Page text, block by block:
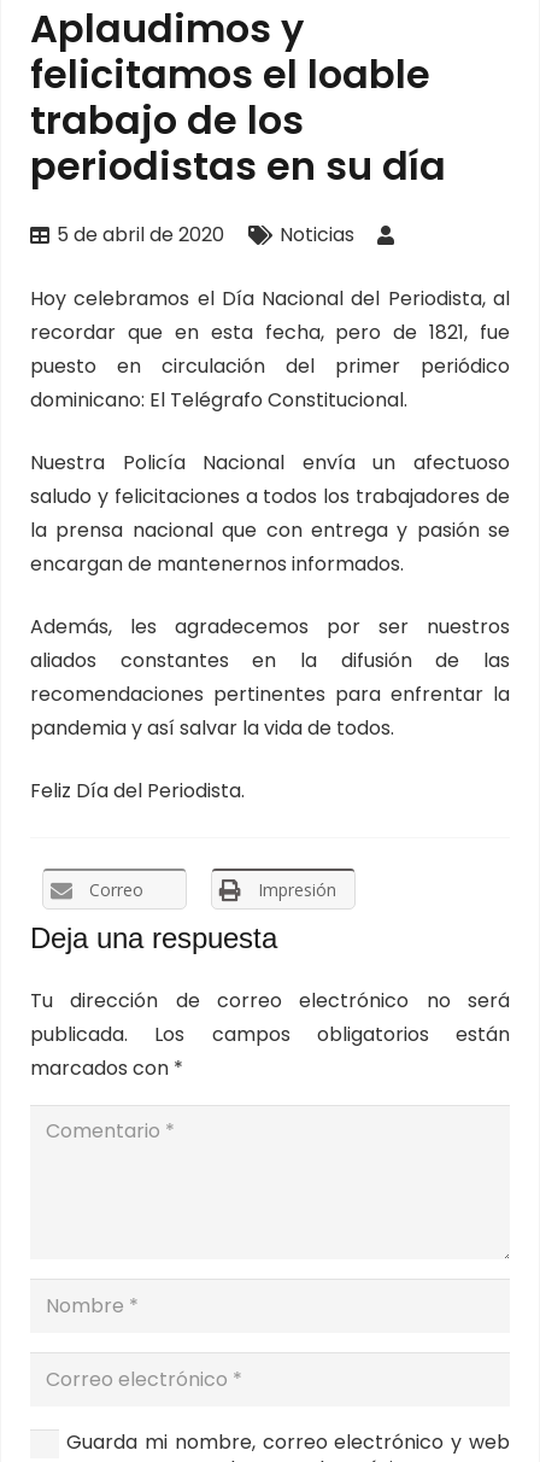
Aplaudimos y
felicitamos el loable
trabajo de los
periodistas en su día
5 de abril de 2020 Noticias
Hoy celebramos el Día Nacional del Periodista, al
recordar que en esta fecha, pero de 1821, fue
puesto en circulación del primer periódico
dominicano: El Telégrafo Constitucional.
Nuestra Policía Nacional envía un afectuoso
saludo y felicitaciones a todos los trabajadores de
la prensa nacional que con entrega y pasión se
encargan de mantenernos informados.
Además, les agradecemos por ser nuestros
aliados constantes en la difusión de las
recomendaciones pertinentes para enfrentar la
pandemia y así salvar la vida de todos.
Feliz Día del Periodista.
Correo Impresión
Deja una respuesta
Tu dirección de correo electrónico no será
publicada.
Los campos obligatorios están
marcados con *
Guarda mi nombre, correo electrónico y web